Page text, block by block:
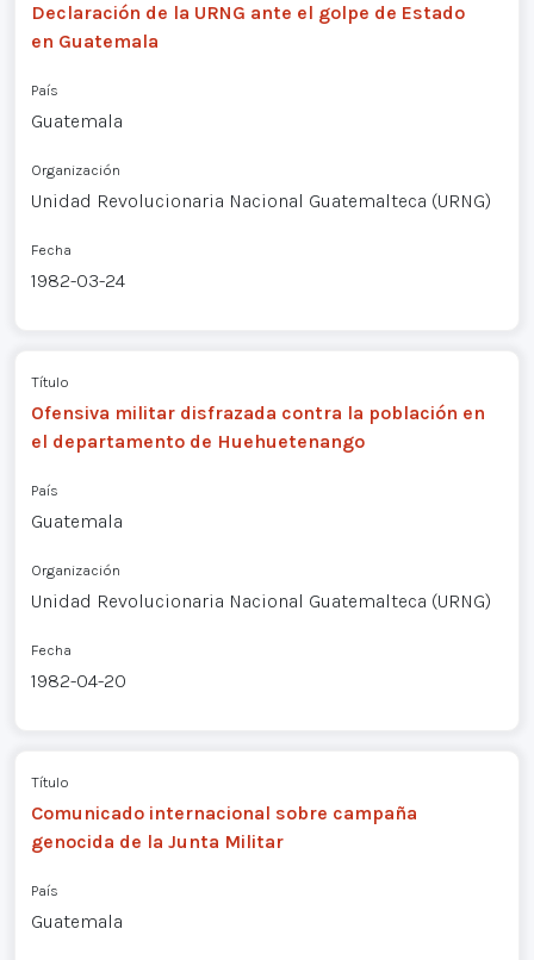
Declaración de la URNG ante el golpe de Estado
en Guatemala
País
Guatemala
Organización
Unidad Revolucionaria Nacional Guatemalteca (URNG)
Fecha
1982-03-24
Título
Ofensiva militar disfrazada contra la población en
el departamento de Huehuetenango
País
Guatemala
Organización
Unidad Revolucionaria Nacional Guatemalteca (URNG)
Fecha
1982-04-20
Título
Comunicado internacional sobre campaña
genocida de la Junta Militar
País
Guatemala